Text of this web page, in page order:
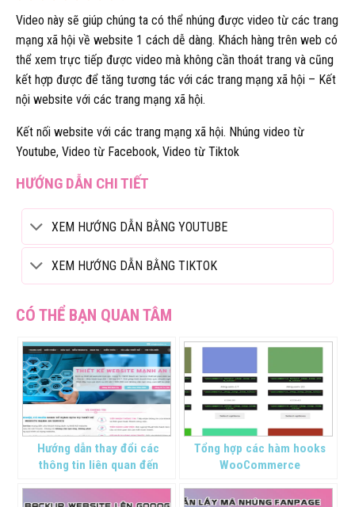
Video này sẽ giúp chúng ta có thể nhúng được video từ các trang
mạng xã hội về website 1 cách dễ dàng. Khách hàng trên web có
thể xem trực tiếp được video mà không cần thoát trang và cũng
kết hợp được để tăng tương tác với các trang mạng xã hội – Kết
nội website với các trang mạng xã hội.
Kết nối website với các trang mạng xã hội. Nhúng video từ
Youtube, Video từ Facebook, Video từ Tiktok
HƯỚNG DẪN CHI TIẾT
XEM HƯỚNG DẪN BẰNG YOUTUBE
XEM HƯỚNG DẪN BẰNG TIKTOK
Hướng dẫn thay đổi các
thông tin liên quan đến
dụng web
Tổng hợp các hàm hooks
WooCommerce